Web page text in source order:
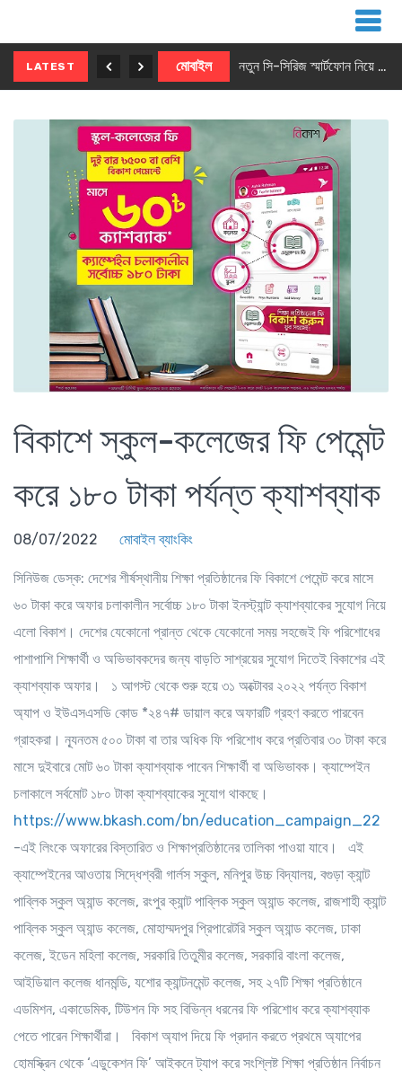
LATEST মোবাইল নতুন সি-সিরিজ স্মার্টফোন নিয়ে আসছে রিয়েলমি
বিকাশে স্কুল-কলেজের ফি পেমেন্ট
করে ১৮০ টাকা পর্যন্ত ক্যাশব্যাক
08/07/2022 মোবাইল ব্যাংকিং
সিনিউজ ডেস্ক: দেশের শীর্ষস্থানীয় শিক্ষা প্রতিষ্ঠানের ফি বিকাশে পেমেন্ট করে মাসে
৬০ টাকা করে অফার চলাকালীন সর্বোচ্চ ১৮০ টাকা ইনস্ট্যান্ট ক্যাশব্যাকের সুযোগ নিয়ে
এলো বিকাশ। দেশের যেকোনো প্রান্ত থেকে যেকোনো সময় সহজেই ফি পরিশোধের
পাশাপাশি শিক্ষার্থী ও অভিভাবকদের জন্য বাড়তি সাশ্রয়ের সুযোগ দিতেই বিকাশের এই
ক্যাশব্যাক অফার। ১ আগস্ট থেকে শুরু হয়ে ৩১ অক্টোবর ২০২২ পর্যন্ত বিকাশ
অ্যাপ ও ইউএসএসডি কোড *২৪৭# ডায়াল করে অফারটি গ্রহণ করতে পারবেন
গ্রাহকরা। ন্যূনতম ৫০০ টাকা বা তার অধিক ফি পরিশোধ করে প্রতিবার ৩০ টাকা করে
মাসে দুইবারে মোট ৬০ টাকা ক্যাশব্যাক পাবেন শিক্ষার্থী বা অভিভাবক। ক্যাম্পেইন
চলাকালে সর্বমোট ১৮০ টাকা ক্যাশব্যাকের সুযোগ থাকছে।
https://www.bkash.com/bn/education_campaign_22
-এই লিংকে অফারের বিস্তারিত ও শিক্ষাপ্রতিষ্ঠানের তালিকা পাওয়া যাবে। এই
ক্যাম্পেইনের আওতায় সিদ্ধেশ্বরী গার্লস স্কুল, মনিপুর উচ্চ বিদ্যালয়, বগুড়া ক্যান্ট
পাব্লিক স্কুল অ্যান্ড কলেজ, রংপুর ক্যান্ট পাব্লিক স্কুল অ্যান্ড কলেজ, রাজশাহী ক্যান্ট
পাব্লিক স্কুল অ্যান্ড কলেজ, মোহাম্মদপুর প্রিপারেটরি স্কুল অ্যান্ড কলেজ, ঢাকা
কলেজ, ইডেন মহিলা কলেজ, সরকারি তিতুমীর কলেজ, সরকারি বাংলা কলেজ,
আইডিয়াল কলেজ ধানমন্ডি, যশোর ক্যান্টনমেন্ট কলেজ, সহ ২৭টি শিক্ষা প্রতিষ্ঠানে
এডমিশন, একাডেমিক, টিউশন ফি সহ বিভিন্ন ধরনের ফি পরিশোধ করে ক্যাশব্যাক
পেতে পারেন শিক্ষার্থীরা। বিকাশ অ্যাপ দিয়ে ফি প্রদান করতে প্রথমে অ্যাপের
হোমস্ক্রিন থেকে ‘এডুকেশন ফি’ আইকনে ট্যাপ করে সংশ্লিষ্ট শিক্ষা প্রতিষ্ঠান নির্বাচন